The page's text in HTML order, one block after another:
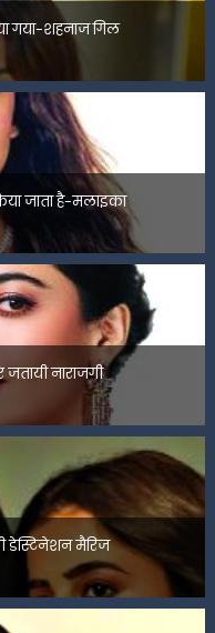
गया-शहनाज गिल
जाता है-मलाइका
नाराजगी
मैरिज